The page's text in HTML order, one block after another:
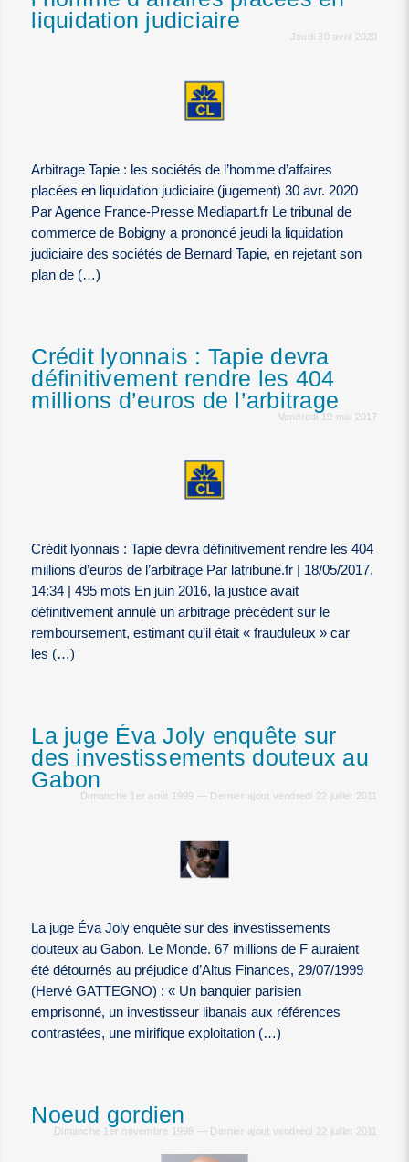
liquidation judiciaire
Jeudi 30 avril 2020
Arbitrage Tapie : les sociétés de l’homme d’affaires
placées en liquidation judiciaire (jugement) 30 avr. 2020
Par Agence France-Presse Mediapart.fr Le tribunal de
commerce de Bobigny a prononcé jeudi la liquidation
judiciaire des sociétés de Bernard Tapie, en rejetant son
plan de (…)
Crédit lyonnais : Tapie devra
définitivement rendre les 404
millions d’euros de l’arbitrage
Vendredi 19 mai 2017
Crédit lyonnais : Tapie devra définitivement rendre les 404
millions d’euros de l’arbitrage Par latribune.fr | 18/05/2017,
14:34 | 495 mots En juin 2016, la justice avait
définitivement annulé un arbitrage précédent sur le
remboursement, estimant qu’il était « frauduleux » car
les (…)
La juge Éva Joly enquête sur
des investissements douteux au
Gabon
Dimanche 1er août 1999 — Dernier ajout vendredi 22 juillet 2011
La juge Éva Joly enquête sur des investissements
douteux au Gabon. Le Monde. 67 millions de F auraient
été détournés au préjudice d’Altus Finances, 29/07/1999
(Hervé GATTEGNO) : « Un banquier parisien
emprisonné, un investisseur libanais aux références
contrastées, une mirifique exploitation (…)
Noeud gordien
Dimanche 1er novembre 1998 — Dernier ajout vendredi 22 juillet 2011